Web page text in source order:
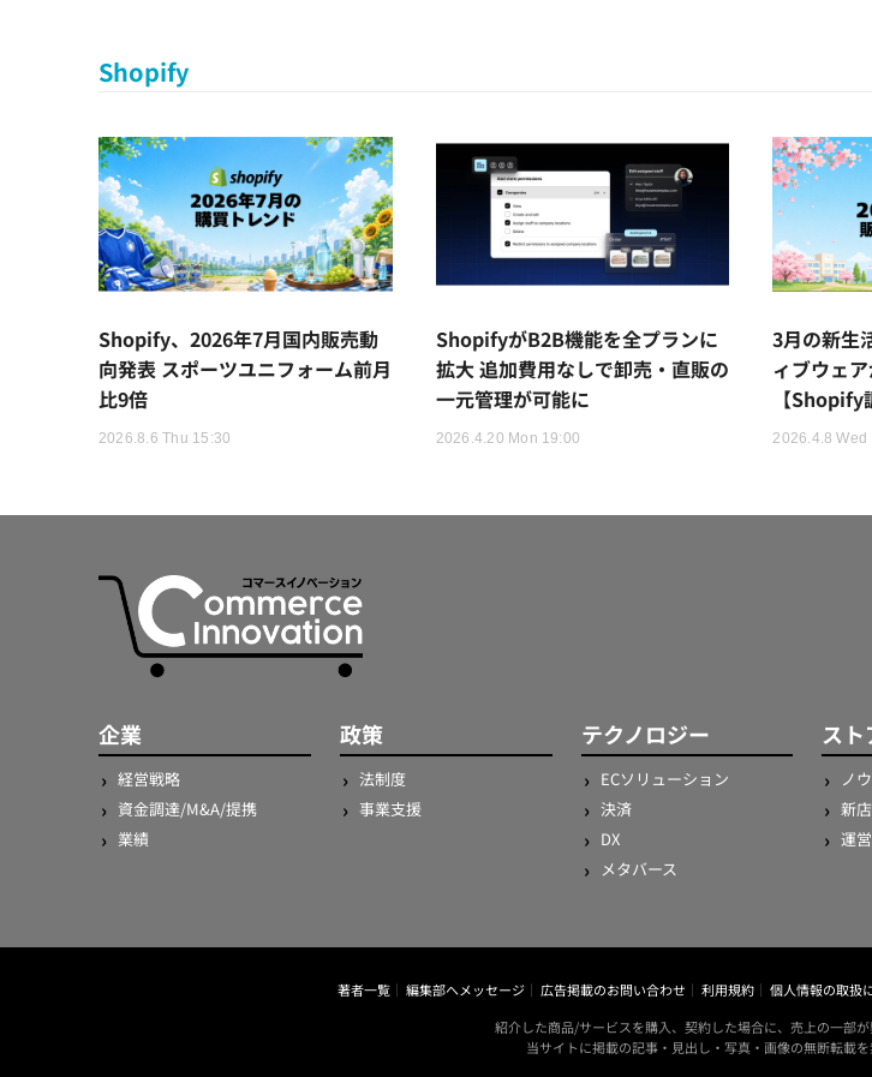
Shopify
Shopify、2026年7月国内販売動
向発表 スポーツユニフォーム前月
比9倍
2026.8.6 Thu 15:30
ShopifyがB2B機能を全プランに
拡大 追加費用なしで卸売・直販の
一元管理が可能に
2026.4.20 Mon 19:00
3月の新生
ィブウェ
【Shopify
2026.4.8 Wed
企業
経営戦略
資金調達/M&A/提携
業績
政策
法制度
事業支援
テクノロジー
ECソリューション
決済
DX
メタバース
スト
ノ
新
運
著者一覧 編集部へメッセージ 広告掲載のお問い合わせ 利用規約 個人情報の取扱
紹介した商品/サービスを購入、契約した場合に、売上の一部
当サイトに掲載の記事・見出し・写真・画像の無断転載